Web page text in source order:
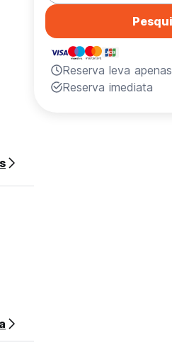
Reserva leva
Reserva imediata